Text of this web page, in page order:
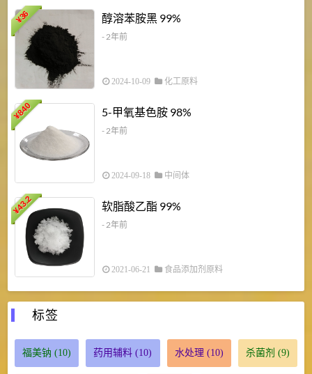
¥
36 醇溶苯胺黑 99%
- 2年前
2024-10-09 化工原料
¥
840 5-甲氧基色胺 98%
- 2年前
2024-09-18 中间体
¥
43.2 软脂酸乙酯 99%
- 2年前
2021-06-21 食品添加剂原料
标签
福美钠 (10) 药用辅料 (10) 水处理 (10) 杀菌剂 (9)